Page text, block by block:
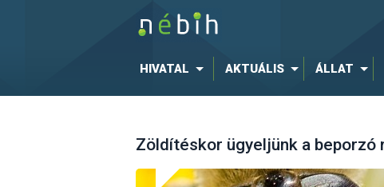
HIVATAL AKTUÁLIS ÁLLAT
Zöldítéskor ügyeljünk a beporzó